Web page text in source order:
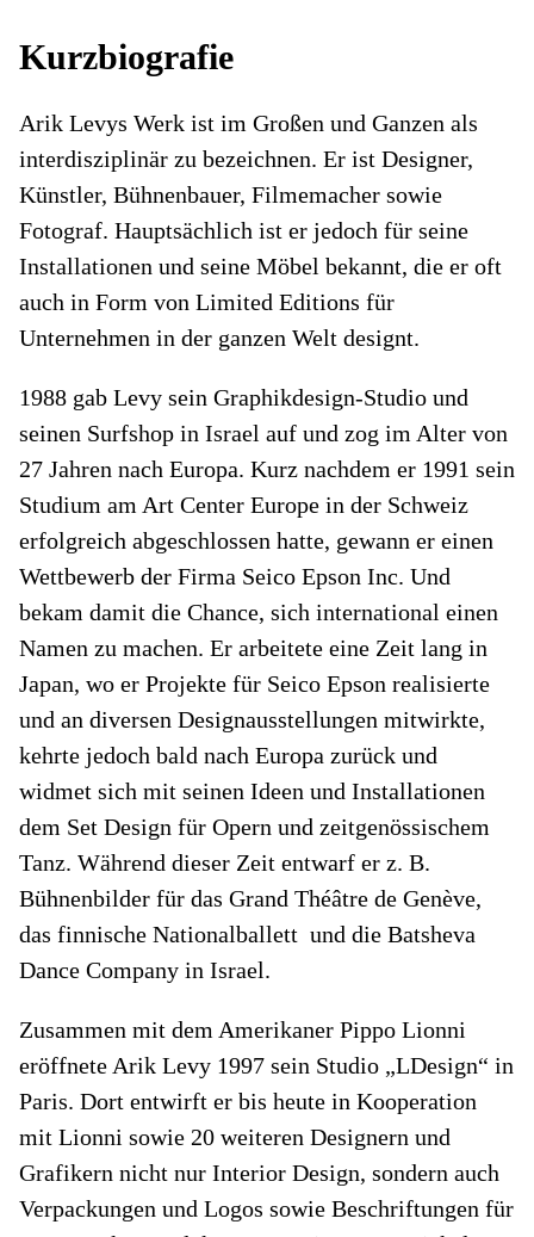
Kurzbiografie
Arik Levys Werk ist im Großen und Ganzen als
interdisziplinär zu bezeichnen. Er ist Designer,
Künstler, Bühnenbauer, Filmemacher sowie
Fotograf. Hauptsächlich ist er jedoch für seine
Installationen und seine Möbel bekannt, die er oft
auch in Form von Limited Editions für
Unternehmen in der ganzen Welt designt.
1988 gab Levy sein Graphikdesign-Studio und
seinen Surfshop in Israel auf und zog im Alter von
27 Jahren nach Europa. Kurz nachdem er 1991 sein
Studium am Art Center Europe in der Schweiz
erfolgreich abgeschlossen hatte, gewann er einen
Wettbewerb der Firma Seico Epson Inc. Und
bekam damit die Chance, sich international einen
Namen zu machen. Er arbeitete eine Zeit lang in
Japan, wo er Projekte für Seico Epson realisierte
und an diversen Designausstellungen mitwirkte,
kehrte jedoch bald nach Europa zurück und
widmet sich mit seinen Ideen und Installationen
dem Set Design für Opern und zeitgenössischem
Tanz. Während dieser Zeit entwarf er z. B.
Bühnenbilder für das Grand Théâtre de Genève,
das finnische Nationalballett und die Batsheva
Dance Company in Israel.
Zusammen mit dem Amerikaner Pippo Lionni
eröffnete Arik Levy 1997 sein Studio „LDesign“ in
Paris. Dort entwirft er bis heute in Kooperation
mit Lionni sowie 20 weiteren Designern und
Grafikern nicht nur Interior Design, sondern auch
Verpackungen und Logos sowie Beschriftungen für